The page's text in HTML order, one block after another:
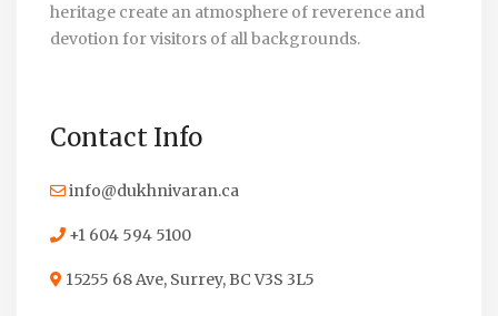
heritage create an atmosphere of reverence and
devotion for visitors of all backgrounds.
Contact Info
info@dukhnivaran.ca
+1 604 594 5100
15255 68 Ave, Surrey, BC V3S 3L5